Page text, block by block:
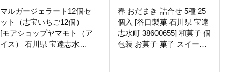
マルガージェラート12個セ
ット（志宝いちご12個）
[モアショップヤマモト（ア
イス） 石川県 宝達志水町
春 おだまき 詰合せ 5種 25
個入 [谷口製菓 石川県 宝達
志水町 38600655] 和菓子 個
包装 お菓子 菓子 スイーツ